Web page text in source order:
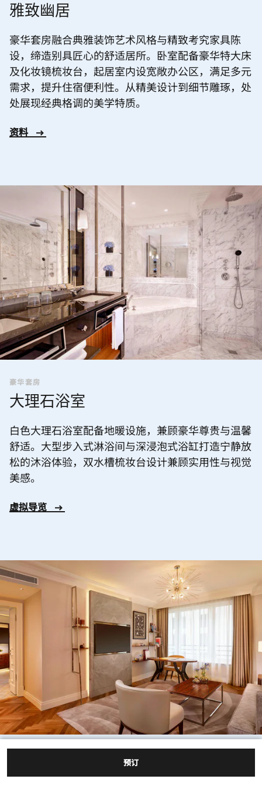
预订
雅致幽居
豪华套房融合典雅装饰艺术风格与精致考究家具陈
设，缔造别具匠心的舒适居所。卧室配备豪华特大床
及化妆镜梳妆台，起居室内设宽敞办公区，满足多元
需求，提升住宿便利性。从精美设计到细节雕琢，处
处展现经典格调的美学特质。
资料
豪华套房
大理石浴室
白色大理石浴室配备地暖设施，兼顾豪华尊贵与温馨
舒适。大型步入式淋浴间与深浸泡式浴缸打造宁静放
松的沐浴体验，双水槽梳妆台设计兼顾实用性与视觉
美感。
虚拟导览
灵活定制住宿单元